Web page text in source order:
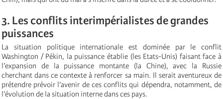
3. Les conflits interimpérialistes de grandes
puissances
La situation politique internationale est dominée par le conflit
Washington / Pékin, la puissance établie (les Etats-Unis) faisant face à
l’expansion de la puissance montante (la Chine), avec la Russie
cherchant dans ce contexte à renforcer sa main. Il serait aventureux de
prétendre prévoir l’avenir de ces conflits qui dépendra, notamment, de
l’évolution de la situation interne dans ces pays.